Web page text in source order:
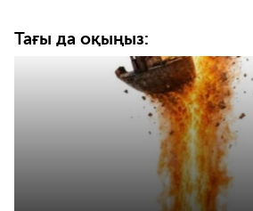
Тағы да оқыңыз: